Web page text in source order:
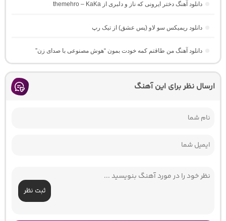
دانلود آهنگ دختر ایرونی که ناز و دلبری از themehro – KaKa
دانلود ریمیکس سو لاو (پس عشق) از تیک رپ
دانلود آهنگ من طاقتم کمه خودت بمون “هوش مصنوعی با صدای زن”
ارسال نظر برای این آهنگ
ثبت نظر